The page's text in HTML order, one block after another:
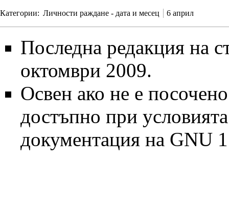
Категории: Личности раждане - дата и месец 6 април
Последна редакция на
октомври 2009.
Освен ако не е
достъпно при
документация на GNU